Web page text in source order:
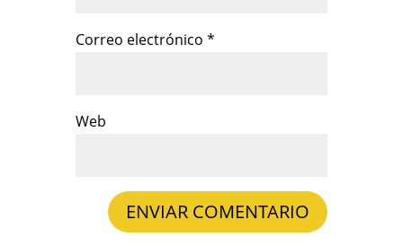
Correo electrónico *
Web